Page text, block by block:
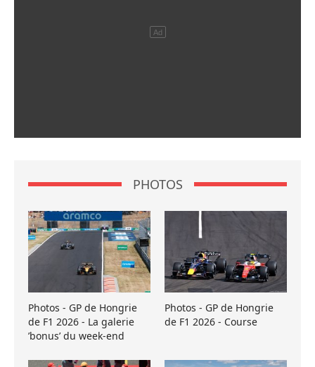
PHOTOS
Photos - GP de Hongrie
de F1 2026 - La galerie
’bonus’ du week-end
Photos - GP de Hongrie
de F1 2026 - Course